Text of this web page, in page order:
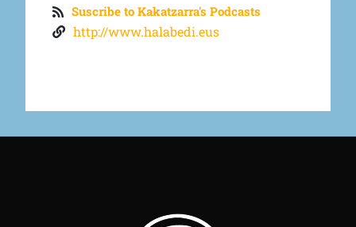
Suscribe to Kakatzarra's Podcasts
http://www.halabedi.eus